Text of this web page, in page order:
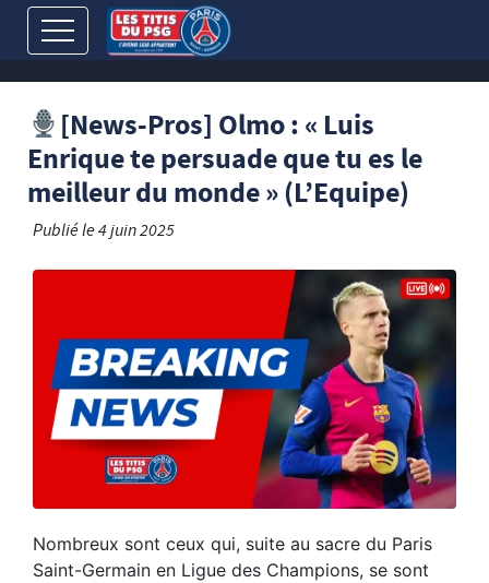
[News-Pros] Olmo : « Luis
Enrique te persuade que tu es le
meilleur du monde » (L’Equipe)
Publié le4 juin 2025
Nombreux sont ceux qui, suite au sacre du Paris
Saint-Germain en Ligue des Champions, se sont